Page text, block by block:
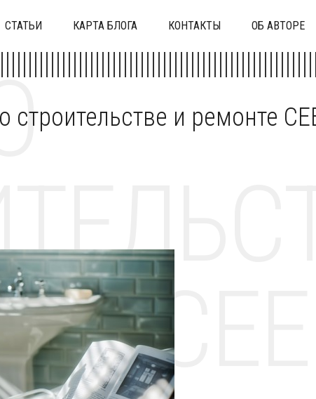
СТАТЬИ КАРТА БЛОГА КОНТАКТЫ ОБ АВТОРЕ
строительстве и ремонте